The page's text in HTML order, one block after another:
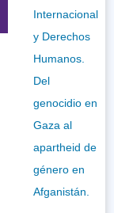
Internacional
y Derechos
Humanos.
Del
genocidio en
Gaza al
apartheid de
género en
Afganistán.